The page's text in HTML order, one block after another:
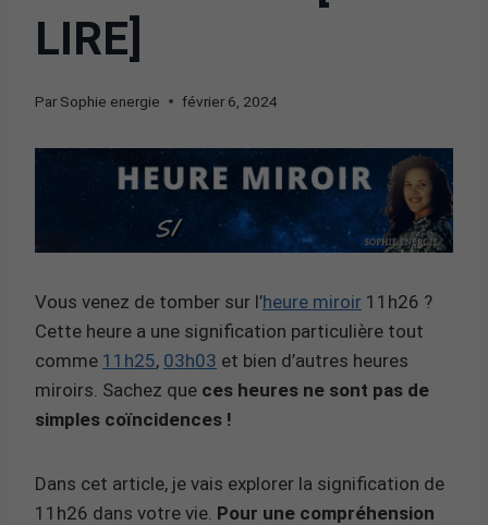
LIRE]
Par Sophie energie février 6, 2024
Vous venez de tomber sur l’heure miroir 11h26 ?
Cette heure a une signification particulière tout
comme 11h25, 03h03 et bien d’autres heures
miroirs. Sachez que ces heures ne sont pas de
simples coïncidences !
Dans cet article, je vais explorer la signification de
11h26 dans votre vie. Pour une compréhension